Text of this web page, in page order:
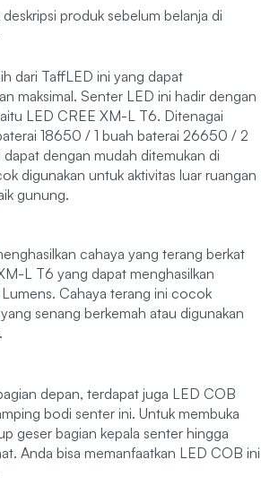
produk sebelum belanja di
dari TaffLED ini yang dapat
maksimal. Senter LED ini hadir dengan
LED CREE XM-L T6. Ditenagai
18650 / 1 buah baterai 26650 / 2
dengan mudah ditemukan di
digunakan untuk aktivitas luar ruangan
gunung.
cahaya yang terang berkat
L T6 yang dapat menghasilkan
Cahaya terang ini cocok
senang berkemah atau digunakan
depan, terdapat juga LED COB
bodi senter ini. Untuk membuka
geser bagian kepala senter hingga
Anda bisa memanfaatkan LED COB ini